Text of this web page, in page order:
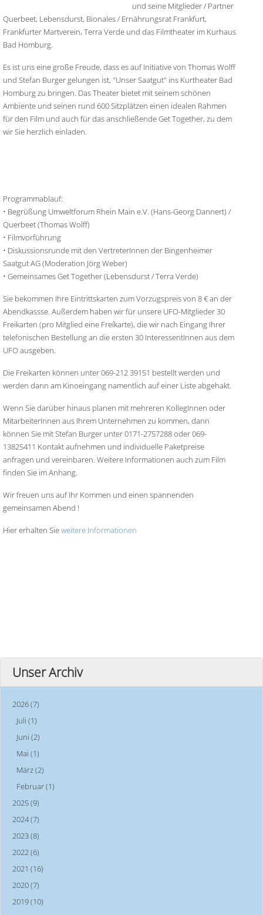
und seine Mitglieder / Partner
Querbeet, Lebensdurst, Bionales / Ernährungsrat Frankfurt,
Frankfurter Martverein, Terra Verde und das Filmtheater im Kurhaus
Bad Homburg.
Es ist uns eine große Freude, dass es auf Initiative von Thomas Wolff
und Stefan Burger gelungen ist, "Unser Saatgut" ins Kurtheater Bad
Homburg zu bringen. Das Theater bietet mit seinem schönen
Ambiente und seinen rund 600 Sitzplätzen einen idealen Rahmen
für den Film und auch für das anschließende Get Together, zu dem
wir Sie herzlich einladen.
Programmablauf:
• Begrüßung Umweltforum Rhein Main e.V. (Hans-Georg Dannert) /
Querbeet (Thomas Wolff)
• Filmvorführung
• Diskussionsrunde mit den VertreterInnen der Bingenheimer
Saatgut AG (Moderation Jörg Weber)
• Gemeinsames Get Together (Lebensdurst / Terra Verde)
Sie bekommen Ihre Eintrittskarten zum Vorzugspreis von 8 € an der
Abendkassse. Außerdem haben wir für unsere UFO-Mitglieder 30
Freikarten (pro Mitglied eine Freíkarte), die wir nach Eingang Ihrer
telefonischen Bestellung an die ersten 30 InteressentInnen aus dem
UFO ausgeben.
Die Freikarten können unter 069-212 39151 bestellt werden und
werden dann am Kinoeingang namentlich auf einer Liste abgehakt.
Wenn Sie darüber hinaus planen mit mehreren KollegInnen oder
MitarbeiterInnen aus Ihrem Unternehmen zu kommen, dann
können Sie mit Stefan Burger unter 0171-2757288 oder 069-
13825411 Kontakt aufnehmen und individuelle Paketpreise
anfragen und vereinbaren. Weitere Informationen auch zum Film
finden Sie im Anhang.
Wir freuen uns auf Ihr Kommen und einen spannenden
gemeinsamen Abend !
Hier erhalten Sieweitere Informationen
Unser Archiv
2026 (7)
Juli (1)
Juni (2)
Mai (1)
März (2)
Februar (1)
2025 (9)
2024 (7)
2023 (8)
2022 (6)
2021 (16)
2020 (7)
2019 (10)